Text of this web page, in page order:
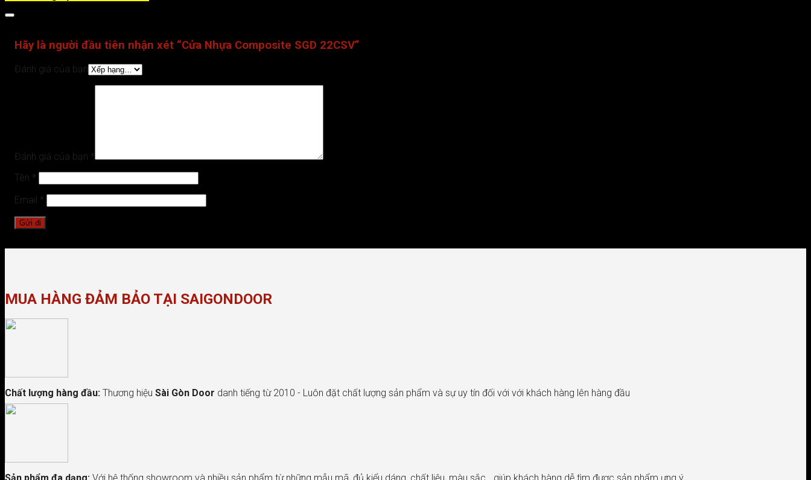
Hãy là người đầu tiên nhận xét “Cửa Nhựa Composite SGD 22CSV”
Đánh giá của bạn
Đánh giá của bạn *
Tên *
Email *
MUA HÀNG ĐẢM BẢO TẠI SAIGONDOOR
Chất lượng hàng đầu: Thương hiệu Sài Gòn Door danh tiếng từ 2010 - Luôn đặt chất lượng sản phẩm và sự uy tín đối với với khách hàng lên hàng đầu